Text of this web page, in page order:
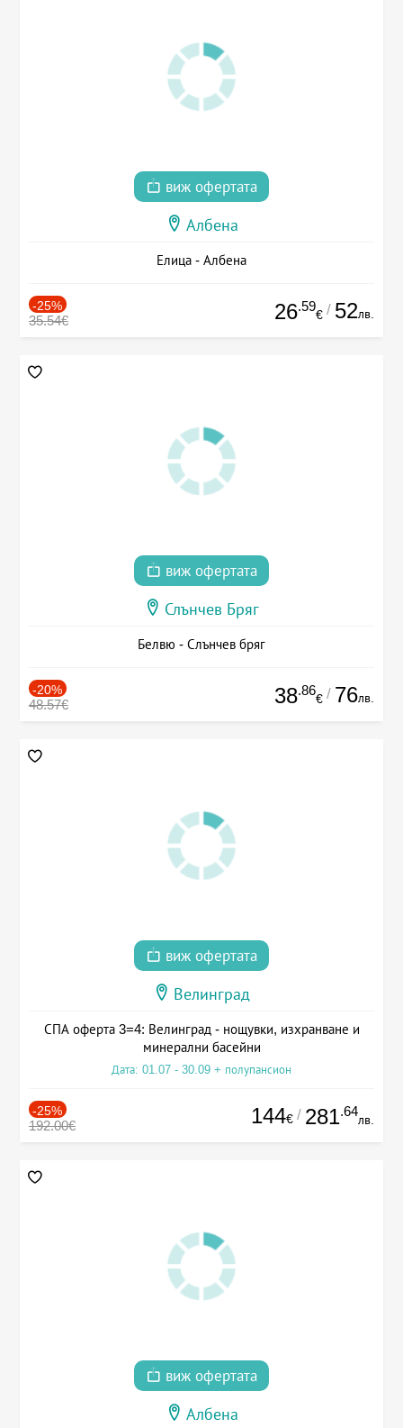
виж офертата
Албена
Елица - Албена
-25%
35.54€ 26.59
€ / 52лв.
виж офертата
Слънчев Бряг
Белвю - Слънчев бряг
-20%
48.57€ 38.86
€ / 76лв.
виж офертата
Велинград
СПА оферта 3=4: Велинград - нощувки, изхранване и
минерални басейни
Дата: 01.07 - 30.09 + полупансион
-25%
192.00€ 144€ / 281.64
лв.
виж офертата
Албена